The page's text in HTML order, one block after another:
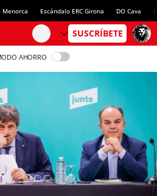
Escándalo ERC Girona DO Cava
AHORRO